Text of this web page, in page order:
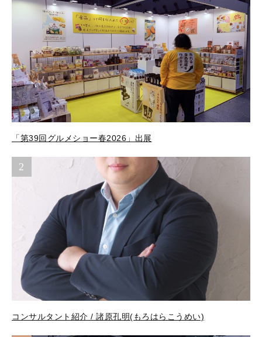
「第39回グルメショー春2026」出展
2
コンサルタント紹介 / 諸原孔明(もろはらこうめい)